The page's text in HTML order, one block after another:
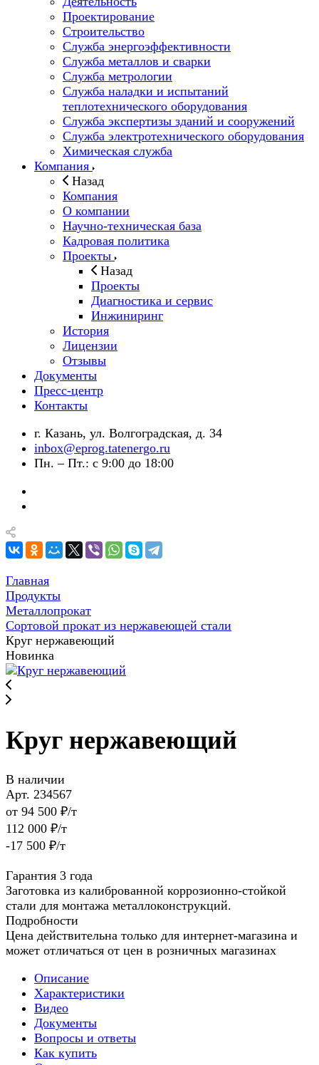
Проектирование
Строительство
Служба энергоэффективности
Служба металлов и сварки
Служба метрологии
Служба наладки и испытаний
теплотехнического оборудования
Служба экспертизы зданий и сооружений
Служба электротехнического оборудования
Химическая служба
Компания
Назад
Компания
О компании
Научно-техническая база
Кадровая политика
Проекты
Назад
Проекты
Диагностика и сервис
Инжиниринг
История
Лицензии
Отзывы
Документы
Пресс-центр
Контакты
г. Казань, ул. Волгоградская, д. 34
inbox@eprog.tatenergo.ru
Пн. – Пт.: с 9:00 до 18:00
Главная
Продукты
Металлопрокат
Сортовой прокат из нержавеющей стали
Круг нержавеющий
Новинка
Круг нержавеющий
В наличии
Арт. 234567
от 94 500 ₽/т
112 000 ₽/т
-17 500 ₽/т
Гарантия 3 года
Заготовка из калиброванной коррозионно-стойкой
стали для монтажа металлоконструкций.
Подробности
Цена действительна только для интернет-магазина и
может отличаться от цен в розничных магазинах
Описание
Характеристики
Видео
Документы
Вопросы и ответы
Как купить